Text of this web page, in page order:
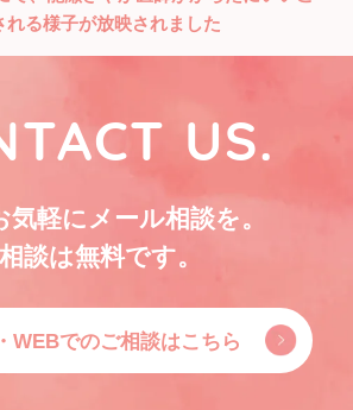
れる様子が放映されました
US.
気軽にメール相談を。
談は無料です。
WEBでのご相談はこちら